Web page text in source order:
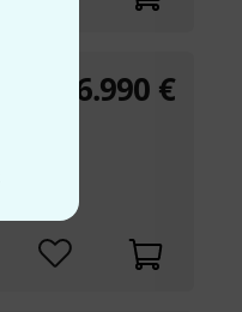
6.990 €